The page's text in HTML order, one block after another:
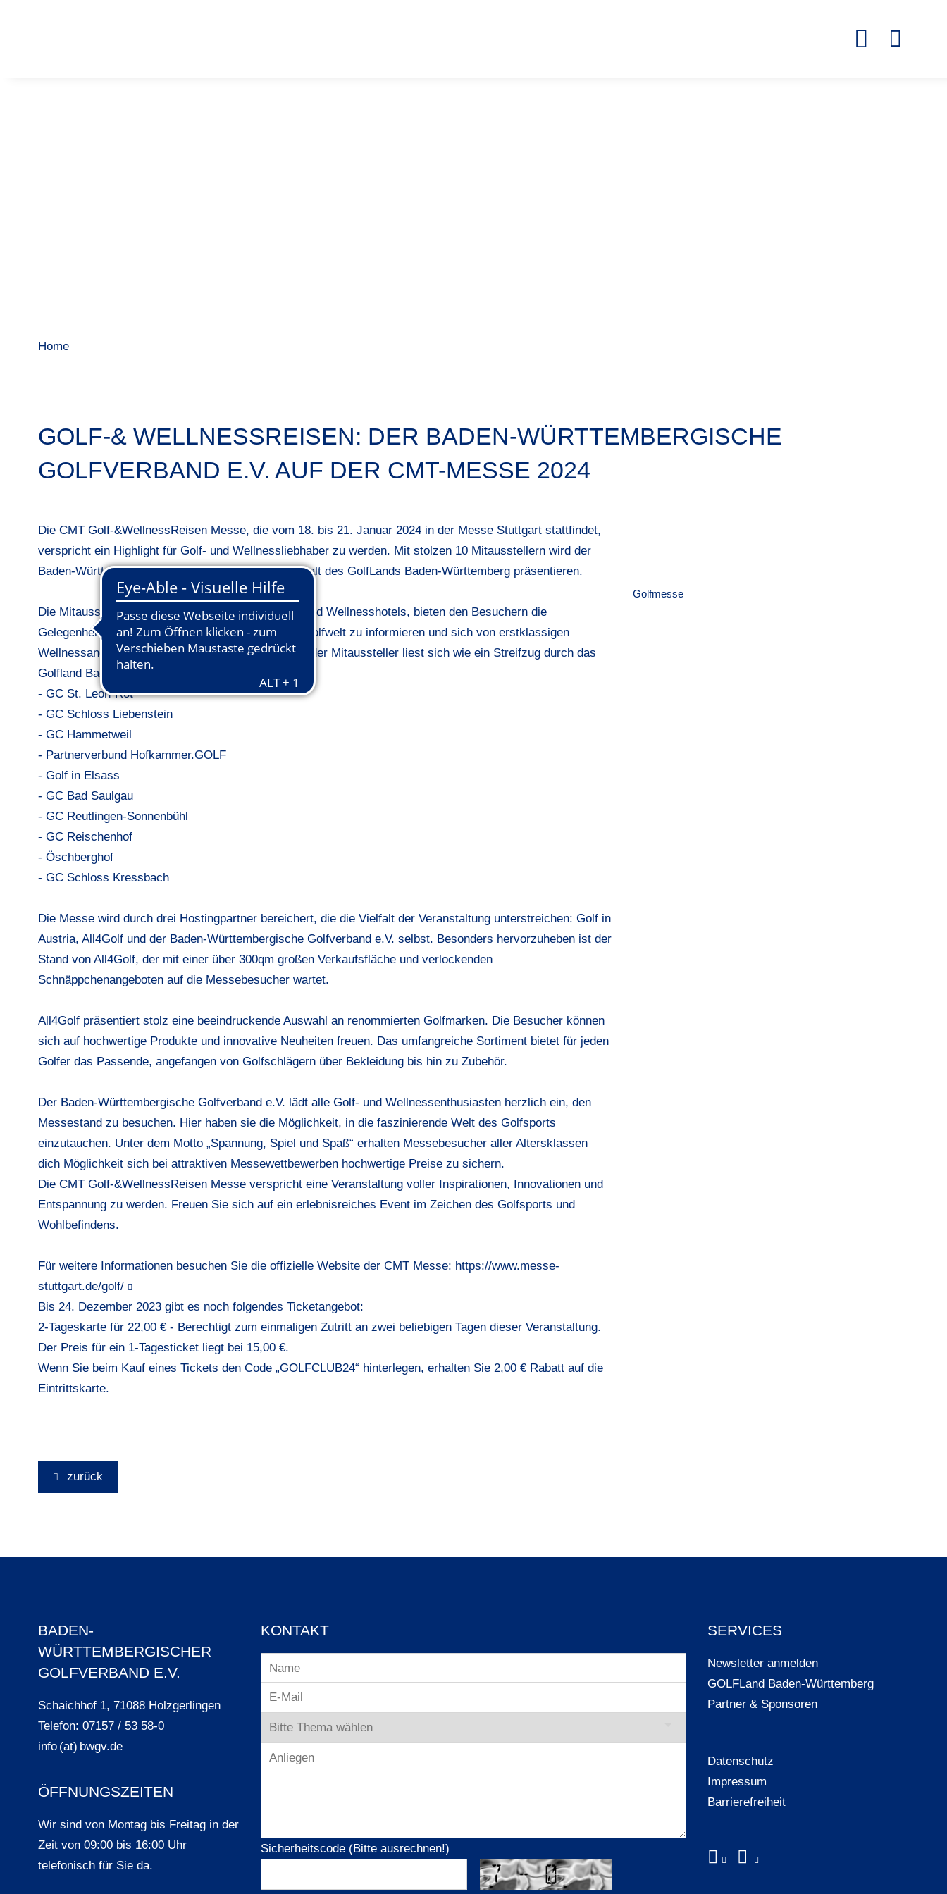
Home
GOLF-& WELLNESSREISEN: DER BADEN-WÜRTTEMBERGISCHE
GOLFVERBAND E.V. AUF DER CMT-MESSE 2024
Die CMT Golf-&WellnessReisen Messe, die vom 18. bis 21. Januar 2024 in der Messe Stuttgart stattfindet,
verspricht ein Highlight für Golf- und Wellnessliebhaber zu werden. Mit stolzen 10 Mitausstellern wird der
Baden-Württembergische Golfverband e.V. die Vielfalt des GolfLands Baden-Württemberg präsentieren.
Die Mitaussteller, darunter renommierte Golfclubs und Wellnesshotels, bieten den Besuchern die
Gelegenheit, sich über die neuesten Trends in der Golfwelt zu informieren und sich von erstklassigen
Wellnessangeboten inspirieren zu lassen. Die Liste der Mitaussteller liest sich wie ein Streifzug durch das
Golfland Baden-Württemberg:
- GC St. Leon-Rot
- GC Schloss Liebenstein
- GC Hammetweil
- Partnerverbund Hofkammer.GOLF
- Golf in Elsass
- GC Bad Saulgau
- GC Reutlingen-Sonnenbühl
- GC Reischenhof
- Öschberghof
- GC Schloss Kressbach
Die Messe wird durch drei Hostingpartner bereichert, die die Vielfalt der Veranstaltung unterstreichen: Golf in
Austria, All4Golf und der Baden-Württembergische Golfverband e.V. selbst. Besonders hervorzuheben ist der
Stand von All4Golf, der mit einer über 300qm großen Verkaufsfläche und verlockenden
Schnäppchenangeboten auf die Messebesucher wartet.
All4Golf präsentiert stolz eine beeindruckende Auswahl an renommierten Golfmarken. Die Besucher können
sich auf hochwertige Produkte und innovative Neuheiten freuen. Das umfangreiche Sortiment bietet für jeden
Golfer das Passende, angefangen von Golfschlägern über Bekleidung bis hin zu Zubehör.
Der Baden-Württembergische Golfverband e.V. lädt alle Golf- und Wellnessenthusiasten herzlich ein, den
Messestand zu besuchen. Hier haben sie die Möglichkeit, in die faszinierende Welt des Golfsports
einzutauchen. Unter dem Motto „Spannung, Spiel und Spaß“ erhalten Messebesucher aller Altersklassen
dich Möglichkeit sich bei attraktiven Messewettbewerben hochwertige Preise zu sichern.
Die CMT Golf-&WellnessReisen Messe verspricht eine Veranstaltung voller Inspirationen, Innovationen und
Entspannung zu werden. Freuen Sie sich auf ein erlebnisreiches Event im Zeichen des Golfsports und
Wohlbefindens.
Für weitere Informationen besuchen Sie die offizielle Website der CMT Messe: https://www.messe-
stuttgart.de/golf/
Bis 24. Dezember 2023 gibt es noch folgendes Ticketangebot:
2-Tageskarte für 22,00 € - Berechtigt zum einmaligen Zutritt an zwei beliebigen Tagen dieser Veranstaltung.
Der Preis für ein 1-Tagesticket liegt bei 15,00 €.
Wenn Sie beim Kauf eines Tickets den Code „GOLFCLUB24“ hinterlegen, erhalten Sie 2,00 € Rabatt auf die
Eintrittskarte.
Golfmesse
zurück
BADEN-
WÜRTTEMBERGISCHER
GOLFVERBAND E.V.
Schaichhof 1, 71088 Holzgerlingen
Telefon: 07157 / 53 58-0
info (at) bwgv.de
ÖFFNUNGSZEITEN
Wir sind von Montag bis Freitag in der
Zeit von 09:00 bis 16:00 Uhr
telefonisch für Sie da.
KONTAKT
Sicherheitscode (Bitte ausrechnen!)
SERVICES
Newsletter anmelden
GOLFLand Baden-Württemberg
Partner & Sponsoren
Datenschutz
Impressum
Barrierefreiheit